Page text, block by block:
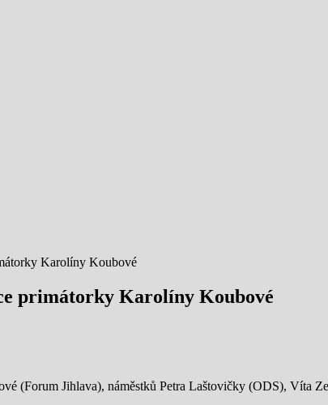
Karolíny Koubové
primátorky Karolíny Koubové
(Forum Jihlava), náměstků Petra Laštovičky (ODS), Víta